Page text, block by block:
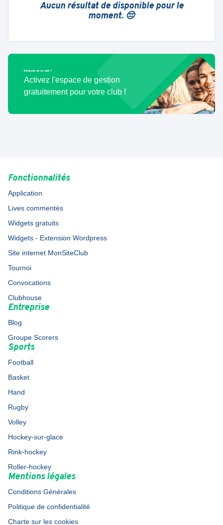
Aucun résultat de disponible pour le
moment. 😔
Bénévole de ce club ?
Activez l'espace de gestion
gratuitement pour votre club !
Fonctionnalités
Application
Lives commentés
Widgets gratuits
Widgets - Extension Wordpress
Site internet MonSiteClub
Tournoi
Convocations
Clubhouse
Entreprise
Blog
Groupe Scorers
Sports
Football
Basket
Hand
Rugby
Volley
Hockey-sur-glace
Rink-hockey
Roller-hockey
Mentions légales
Conditions Générales
Politique de confidentialité
Charte sur les cookies